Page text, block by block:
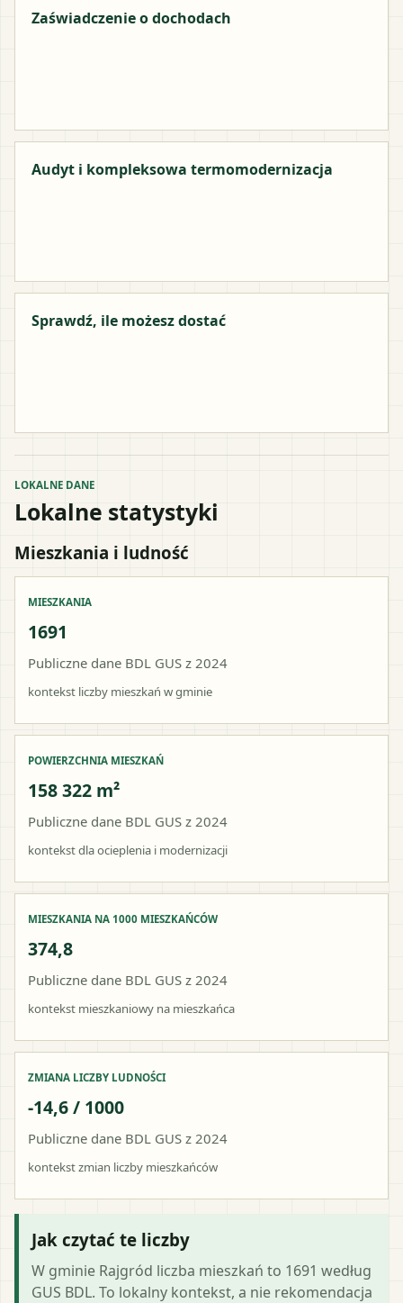
Zaświadczenie o dochodach
Audyt i kompleksowa termomodernizacja
Sprawdź, ile możesz dostać
LOKALNE DANE
Lokalne statystyki
Mieszkania i ludność
MIESZKANIA
1691
Publiczne dane BDL GUS z 2024
kontekst liczby mieszkań w gminie
POWIERZCHNIA MIESZKAŃ
158 322 m²
Publiczne dane BDL GUS z 2024
kontekst dla ocieplenia i modernizacji
MIESZKANIA NA 1000 MIESZKAŃCÓW
374,8
Publiczne dane BDL GUS z 2024
kontekst mieszkaniowy na mieszkańca
ZMIANA LICZBY LUDNOŚCI
-14,6 / 1000
Publiczne dane BDL GUS z 2024
kontekst zmian liczby mieszkańców
Jak czytać te liczby
W gminie Rajgród liczba mieszkań to 1691 według
GUS BDL. To lokalny kontekst, a nie rekomendacja